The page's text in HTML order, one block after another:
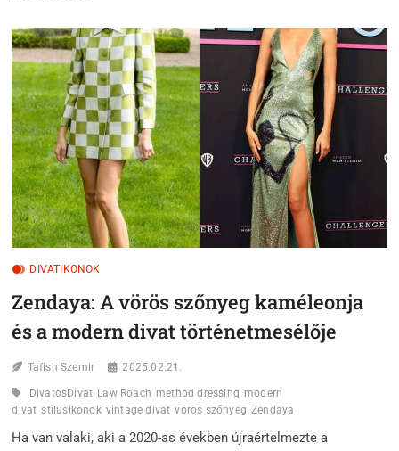
„BOSSZÚRUHA”
ÉS
A
90-
ES
ÉVEK
UTCAI
DIVATJÁNAK
ÖRÖK
KIRÁLYNŐJE
DIVATIKONOK
Zendaya: A vörös szőnyeg kaméleonja
és a modern divat történetmesélője
Tafish Szemir 2025.02.21.
DivatosDivat Law Roach method dressing modern
divat stílusikonok vintage divat vörös szőnyeg Zendaya
Ha van valaki, aki a 2020-as években újraértelmezte a